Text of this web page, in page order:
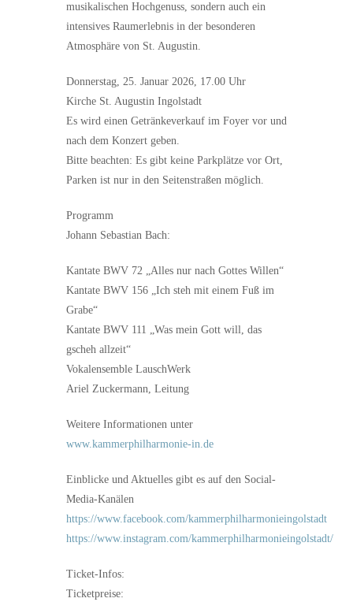
musikalischen Hochgenuss, sondern auch ein
intensives Raumerlebnis in der besonderen
Atmosphäre von St. Augustin.
Donnerstag, 25. Januar 2026, 17.00 Uhr
Kirche St. Augustin Ingolstadt
Es wird einen Getränkeverkauf im Foyer vor und
nach dem Konzert geben.
Bitte beachten: Es gibt keine Parkplätze vor Ort,
Parken ist nur in den Seitenstraßen möglich.
Programm
Johann Sebastian Bach:
Kantate BWV 72 „Alles nur nach Gottes Willen“
Kantate BWV 156 „Ich steh mit einem Fuß im
Grabe“
Kantate BWV 111 „Was mein Gott will, das
gscheh allzeit“
Vokalensemble LauschWerk
Ariel Zuckermann, Leitung
Weitere Informationen unter
www.kammerphilharmonie-in.de
Einblicke und Aktuelles gibt es auf den Social-
Media-Kanälen
https://www.facebook.com/kammerphilharmonieingolstadt
https://www.instagram.com/kammerphilharmonieingolstadt/
Ticket-Infos:
Ticketpreise: